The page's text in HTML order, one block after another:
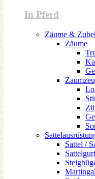
In Pferd
Zäume &
Zäume
Sattel /